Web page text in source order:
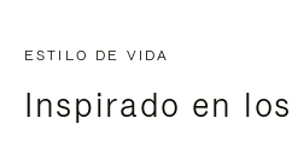
ESTILO DE VIDA
Inspirado en